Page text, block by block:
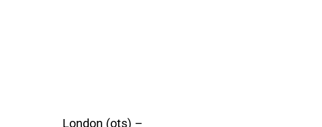
London (ots) –